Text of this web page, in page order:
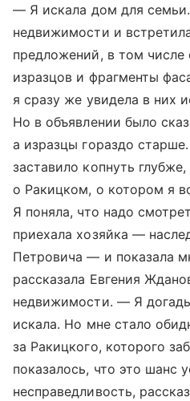
— Я искала дом для
недвижимости и
предложений, в том
изразцов и фрагменты
я сразу же увидела в них
Но в объявлении было
а изразцы гораздо
заставило копнуть
о Ракицком, о котором я
Я поняла, что надо
приехала хозяйка —
Петровича — и показала
рассказала Евгения
недвижимости. — Я
искала. Но мне стало
за Ракицкого, которого
показалось, что это шанс
несправедливость,